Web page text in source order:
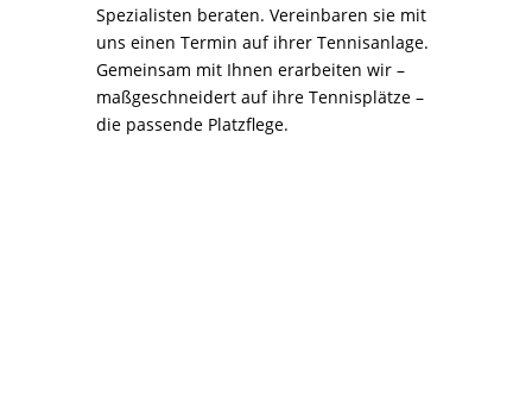
Spezialisten beraten. Vereinbaren sie mit
uns einen Termin auf ihrer Tennisanlage.
Gemeinsam mit Ihnen erarbeiten wir –
maßgeschneidert auf ihre Tennisplätze –
die passende Platzflege.